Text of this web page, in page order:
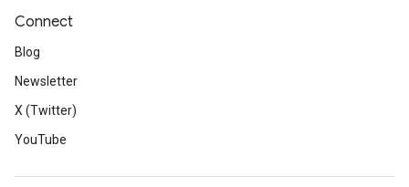
Connect
Blog
Newsletter
X (Twitter)
YouTube